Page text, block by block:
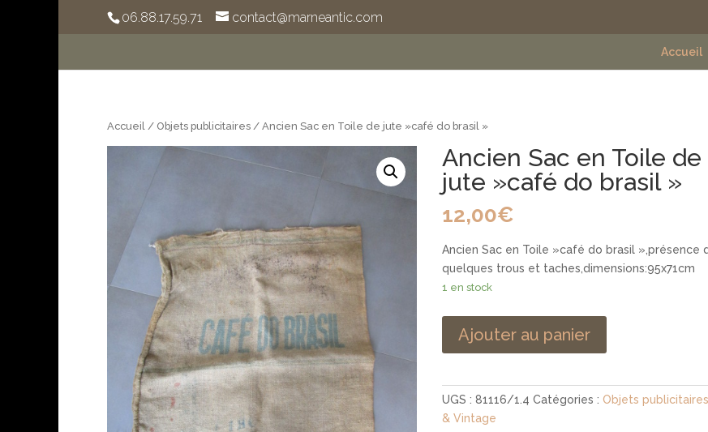
06.88.17.59.71 contact@marneantic.com
Accueil
Accueil / Objets publicitaires / Ancien Sac en Toile de jute »café do brasil »
Ancien Sac en Toile de
jute »café do brasil »
12,00€
Ancien Sac en Toile »café do brasil »,présence
quelques trous et taches,dimensions:95x71cm
1 en stock
Ajouter au panier
UGS : 81116/1.4 Catégories :Objets
& Vintage